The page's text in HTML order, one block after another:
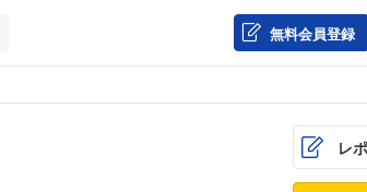
無料会員登録
レ